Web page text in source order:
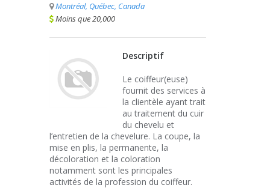
Montréal, Québec, Canada
Moins que 20,000
Descriptif
Le coiffeur(euse)
fournit des services à
la clientèle ayant trait
au traitement du cuir
du chevelu et
l’entretien de la chevelure. La coupe, la
mise en plis, la permanente, la
décoloration et la coloration
notamment sont les principales
activités de la profession du coiffeur.